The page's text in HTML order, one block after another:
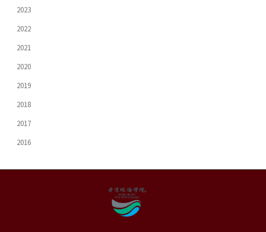
2023
2022
2021
2020
2019
2018
2017
2016